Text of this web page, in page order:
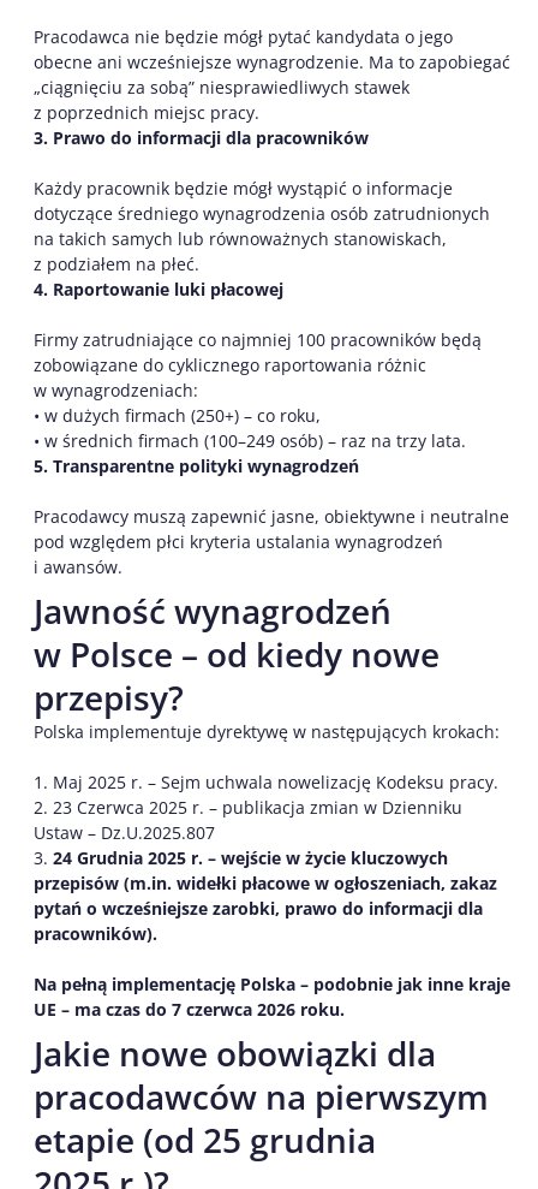
Pracodawca nie będzie mógł pytać kandydata o jego
obecne ani wcześniejsze wynagrodzenie. Ma to zapobiegać
„ciągnięciu za sobą” niesprawiedliwych stawek
z poprzednich miejsc pracy.
3. Prawo do informacji dla pracowników
Każdy pracownik będzie mógł wystąpić o informacje
dotyczące średniego wynagrodzenia osób zatrudnionych
na takich samych lub równoważnych stanowiskach,
z podziałem na płeć.
4. Raportowanie luki płacowej
Firmy zatrudniające co najmniej 100 pracowników będą
zobowiązane do cyklicznego raportowania różnic
w wynagrodzeniach:
• w dużych firmach (250+) – co roku,
• w średnich firmach (100–249 osób) – raz na trzy lata.
5. Transparentne polityki wynagrodzeń
Pracodawcy muszą zapewnić jasne, obiektywne i neutralne
pod względem płci kryteria ustalania wynagrodzeń
i awansów.
Jawność wynagrodzeń
w Polsce – od kiedy nowe
przepisy?
Polska implementuje dyrektywę w następujących krokach:
1. Maj 2025 r. – Sejm uchwala nowelizację Kodeksu pracy.
2. 23 Czerwca 2025 r. – publikacja zmian w Dzienniku
Ustaw – Dz.U.2025.807
3. 24 Grudnia 2025 r. – wejście w życie kluczowych
przepisów (m.in. widełki płacowe w ogłoszeniach, zakaz
pytań o wcześniejsze zarobki, prawo do informacji dla
pracowników).
Na pełną implementację Polska – podobnie jak inne kraje
UE – ma czas do 7 czerwca 2026 roku.
Jakie nowe obowiązki dla
pracodawców na pierwszym
etapie (od 25 grudnia